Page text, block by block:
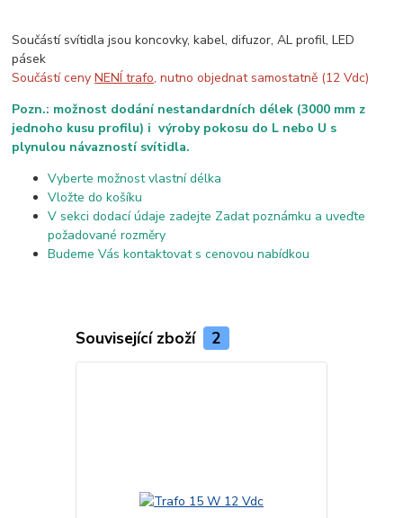
Součástí svítidla jsou koncovky, kabel, difuzor, AL profil, LED
pásek
Součástí cenyNENÍ trafo, nutno objednat samostatně (12 Vdc)
Pozn.: možnost dodání nestandardních délek (3000 mm z
jednoho kusu profilu) i výroby pokosu do L nebo U s
plynulou návazností svítidla.
Vyberte možnost vlastní délka
Vložte do košíku
V sekci dodací údaje zadejte Zadat poznámku a uveďte
požadované rozměry
Budeme Vás kontaktovat s cenovou nabídkou
Související zboží 2